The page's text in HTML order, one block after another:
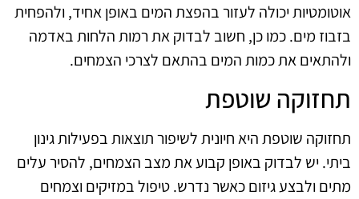
אוטומטיות יכולה לעזור בהפצת המים באופן אחיד, ולהפחית
בזבוז מים. כמו כן, חשוב לבדוק את רמות הלחות באדמה
ולהתאים את כמות המים בהתאם לצרכי הצמחים.
תחזוקה שוטפת
תחזוקה שוטפת היא חיונית לשיפור תוצאות בפעילות גינון
ביתי. יש לבדוק באופן קבוע את מצב הצמחים, להסיר עלים
מתים ולבצע גיזום כאשר נדרש. טיפול במזיקים וצמחים